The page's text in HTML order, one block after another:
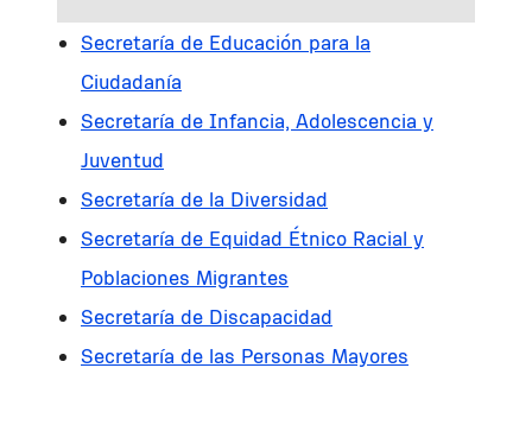
Secretaría de Educación para la
Ciudadanía
Secretaría de Infancia, Adolescencia y
Juventud
Secretaría de la Diversidad
Secretaría de Equidad Étnico Racial y
Poblaciones Migrantes
Secretaría de Discapacidad
Secretaría de las Personas Mayores